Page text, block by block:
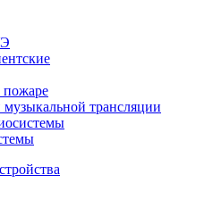
трансляции